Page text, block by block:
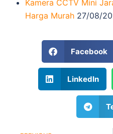
Kamera CCTV Mini
Harga Murah 27/08/
Facebook
LinkedIn